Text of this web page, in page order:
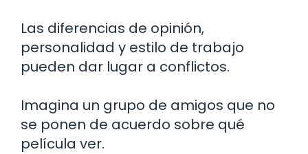
Las diferencias de opinión,
personalidad y estilo de trabajo
pueden dar lugar a conflictos.
Imagina un grupo de amigos que no
se ponen de acuerdo sobre qué
película ver.